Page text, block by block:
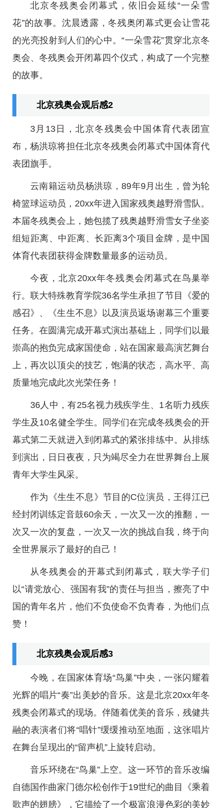
北京冬残奥会闭幕式，依旧会延续“一朵雪
花”的故事。沈晨透露，冬残奥闭幕式更会让雪花
的光亮投射到人们的心中。“一朵雪花”贯穿北京冬
奥会、冬残奥会开闭幕四个仪式，构成了一个完整
的故事。
北京残奥会观后感2
3月13日，北京冬残奥会中国体育代表团宣
布，杨洪琼将担任北京冬残奥会闭幕式中国体育代
表团旗手。
云南籍运动员杨洪琼，89年9月出生，曾为轮
椅篮球运动员，20xx年进入国家残奥越野滑雪队。
本届冬残奥会上，她包揽了残奥越野滑雪女子坐姿
组短距离、中距离、长距离3个项目金牌，是中国
体育代表团获得金牌数量最多的运动员。
今夜，北京20xx年冬残奥会闭幕式在鸟巢举
行。联大特殊教育学院36名学生承担了节目《爱的
感召》、《生生不息》以及演员返场谢幕三个重要
任务。在圆满完成开幕式演出基础上，同学们以最
崇高的抱负完成家国使命，站在国家最高演艺舞台
上，再次以顶尖的技艺，饱满的状态，高水平、高
质量地完成此次光荣任务！
36人中，有25名视力残疾学生、1名听力残疾
学生及10名健全学生。同学们在完成冬残奥会的开
幕式第二天就进入到闭幕式的紧张排练中。从排练
到演出，日日夜夜，只为竭尽全力在世界舞台上展
青年大学生风采。
作为《生生不息》节目的C位演员，王得江已
经封闭训练定音鼓60余天，一次又一次的推翻，一
次又一次的复盘，一次又一次的挑战自我，终于向
全世界展示了最好的自己！
从冬残奥会的开幕式到闭幕式，联大学子们
以“请党放心、强国有我”的责任与担当，擦亮了中
国的青年名片，他们不负使命不负青春，为他们点
赞！
北京残奥会观后感3
今晚，在国家体育场“鸟巢”中央，一张闪耀着
光辉的唱片“奏”出美妙的音乐。这是北京20xx年冬
残奥会闭幕式的现场。伴随着优美的音乐，残健共
融的表演者们将“唱针”缓缓推动至地面，这张唱片
在舞台呈现出的“留声机”上旋转启动。
音乐环绕在“鸟巢”上空。这一环节的音乐改编
自德国作曲家门德尔松创作于19世纪的曲目《乘着
歌声的翅膀》，它描绘了一个极富浪漫色彩的美妙